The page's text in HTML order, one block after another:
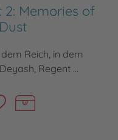
Memories of
Reich, in dem
Regent ...